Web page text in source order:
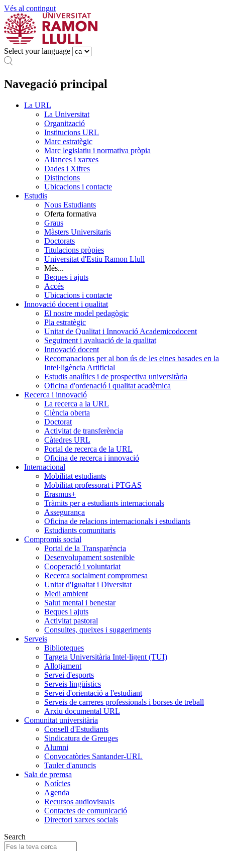
Vés al contingut
Select your language
Navegació principal
La URL
La Universitat
Organització
Institucions URL
Marc estratègic
Marc legislatiu i normativa pròpia
Aliances i xarxes
Dades i Xifres
Distincions
Ubicacions i contacte
Estudis
Nous Estudiants
Oferta formativa
Graus
Màsters Universitaris
Doctorats
Titulacions pròpies
Universitat d'Estiu Ramon Llull
Més...
Beques i ajuts
Accés
Ubicacions i contacte
Innovació docent i qualitat
El nostre model pedagògic
Pla estratègic
Unitat de Qualitat i Innovació Academicodocent
Seguiment i avaluació de la qualitat
Innovació docent
Recomanacions per al bon ús de les eines basades en la
Intel·ligència Artificial
Estudis analítics i de prospectiva universitària
Oficina d'ordenació i qualitat acadèmica
Recerca i innovació
La recerca a la URL
Ciència oberta
Doctorat
Activitat de transferència
Càtedres URL
Portal de recerca de la URL
Oficina de recerca i innovació
Internacional
Mobilitat estudiants
Mobilitat professorat i PTGAS
Erasmus+
Tràmits per a estudiants internacionals
Assegurança
Oficina de relacions internacionals i estudiants
Estudiants comunitaris
Compromís social
Portal de la Transparència
Desenvolupament sostenible
Cooperació i voluntariat
Recerca socialment compromesa
Unitat d'Igualtat i Diversitat
Medi ambient
Salut mental i benestar
Beques i ajuts
Activitat pastoral
Consultes, queixes i suggeriments
Serveis
Biblioteques
Targeta Universitària Intel·ligent (TUI)
Allotjament
Servei d'esports
Serveis lingüístics
Servei d'orientació a l'estudiant
Serveis de carreres professionals i borses de treball
Arxiu documental URL
Comunitat universitària
Consell d'Estudiants
Sindicatura de Greuges
Alumni
Convocatòries Santander-URL
Tauler d'anuncis
Sala de premsa
Notícies
Agenda
Recursos audiovisuals
Contactes de comunicació
Directori xarxes socials
Search